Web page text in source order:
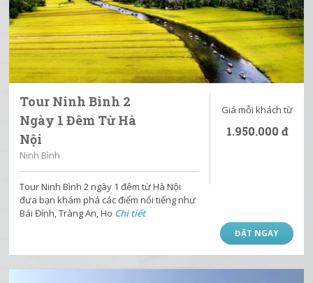
Tour Ninh Bình 2
Ngày 1 Đêm Từ Hà
Nội
Ninh Bình
Giá mỗi khách từ
1.950.000 đ
Tour Ninh Bình 2 ngày 1 đêm từ Hà Nội
đưa bạn khám phá các điểm nổi tiếng như
Bái Đính, Tràng An, Ho Chi tiết
ĐẶT NGAY